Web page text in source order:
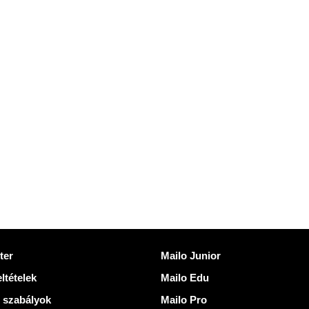
Fedezze fel Mailo
Mailo Junior
Mailo Edu
Mailo Pro